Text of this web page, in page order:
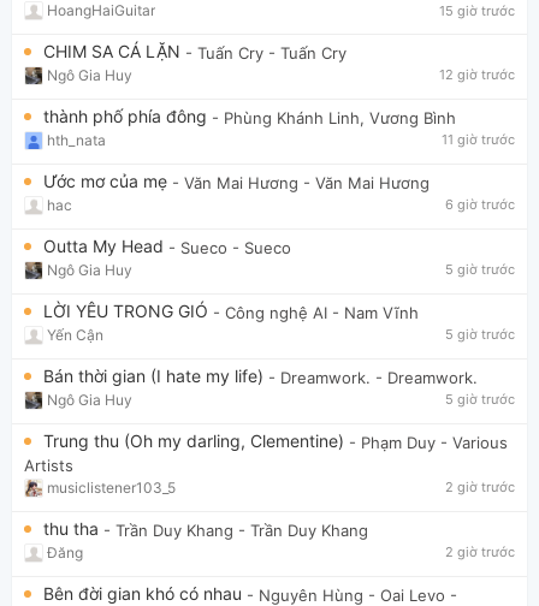
HoangHaiGuitar 15 giờ trước
CHIM SA CÁ LẶN - Tuấn Cry - Tuấn Cry
Ngô Gia Huy 12 giờ trước
thành phố phía đông - Phùng Khánh Linh, Vương Bình
hth_nata 11 giờ trước
Ước mơ của mẹ - Văn Mai Hương - Văn Mai Hương
hac 6 giờ trước
Outta My Head - Sueco - Sueco
Ngô Gia Huy 5 giờ trước
LỜI YÊU TRONG GIÓ - Công nghệ AI - Nam Vĩnh
Yến Cận 5 giờ trước
Bán thời gian (I hate my life) - Dreamwork. - Dreamwork.
Ngô Gia Huy 5 giờ trước
Trung thu (Oh my darling, Clementine) - Phạm Duy - Various
Artists
musiclistener103_5 2 giờ trước
thu tha - Trần Duy Khang - Trần Duy Khang
Đăng 2 giờ trước
Bên đời gian khó có nhau - Nguyên Hùng - Oai Levo -